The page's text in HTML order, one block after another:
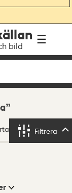
bild
Filtrera